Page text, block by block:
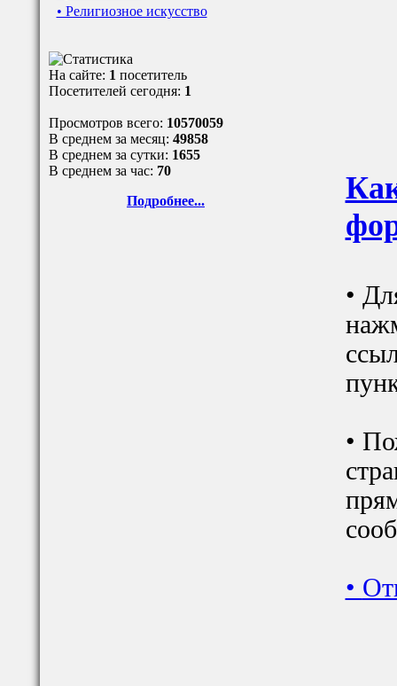
• Религиозное искусство
На сайте: 1 посетитель
Посетителей сегодня: 1
Просмотров всего: 10570059
В среднем за месяц: 49858
В среднем за сутки: 1655
В среднем за час: 70
Подробнее...
•
•
•